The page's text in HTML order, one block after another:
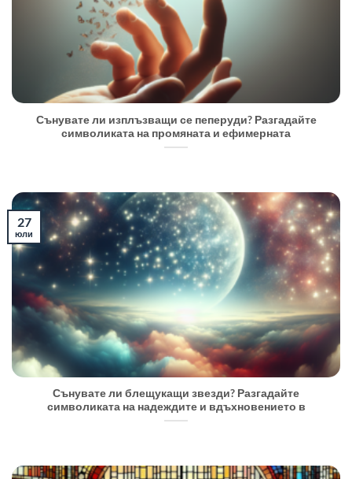
Сънувате ли изплъзващи се пеперуди? Разгадайте
символиката на промяната и ефимерната
Сънувате ли блещукащи звезди? Разгадайте
символиката на надеждите и вдъхновението в
27
юли